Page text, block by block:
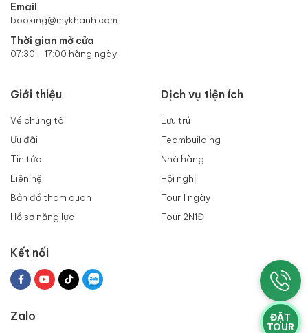
Email
booking@mykhanh.com
Thời gian mở cửa
07:30 - 17:00 hàng ngày
Giới thiệu
Về chúng tôi
Ưu đãi
Tin tức
Liên hệ
Bản đồ tham quan
Hồ sơ năng lực
Dịch vụ tiện ích
Lưu trú
Teambuilding
Nhà hàng
Hội nghị
Tour 1 ngày
Tour 2N1Đ
Kết nối
Zalo
ĐẶT
TOUR